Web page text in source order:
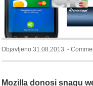
Objavljeno 31.08.2013. -
Mozilla donosi snagu